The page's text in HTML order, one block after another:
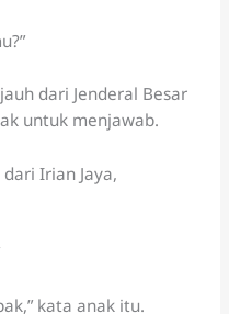
dari Jenderal Besar
untuk menjawab.
Irian Jaya,
kata anak itu.